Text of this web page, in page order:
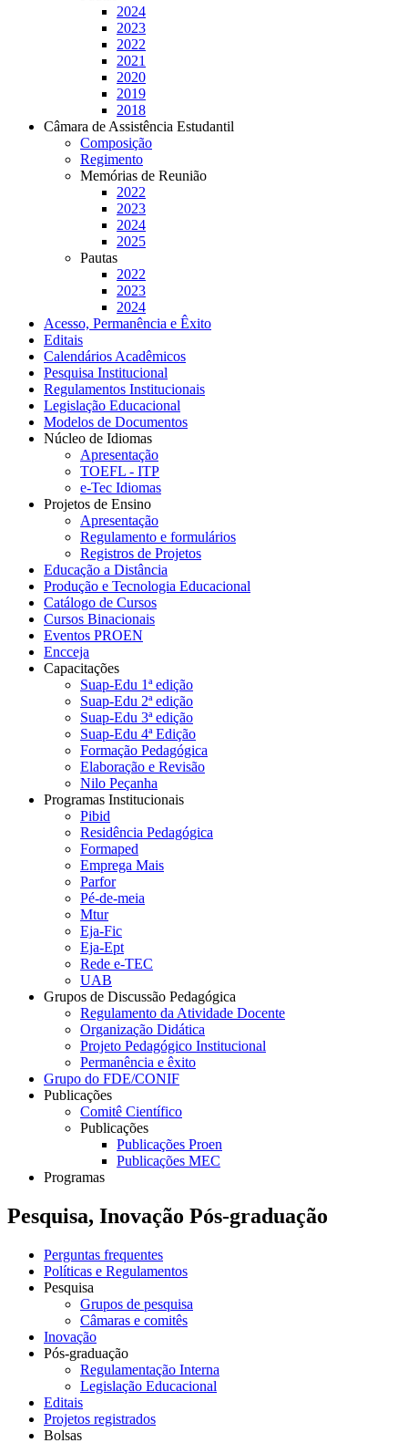
2024
2023
2022
2021
2020
2019
2018
Câmara de Assistência Estudantil
Composição
Regimento
Memórias de Reunião
2022
2023
2024
2025
Pautas
2022
2023
2024
Acesso, Permanência e Êxito
Editais
Calendários Acadêmicos
Pesquisa Institucional
Regulamentos Institucionais
Legislação Educacional
Modelos de Documentos
Núcleo de Idiomas
Apresentação
TOEFL - ITP
e-Tec Idiomas
Projetos de Ensino
Apresentação
Regulamento e formulários
Registros de Projetos
Educação a Distância
Produção e Tecnologia Educacional
Catálogo de Cursos
Cursos Binacionais
Eventos PROEN
Encceja
Capacitações
Suap-Edu 1ª edição
Suap-Edu 2ª edição
Suap-Edu 3ª edição
Suap-Edu 4ª Edição
Formação Pedagógica
Elaboração e Revisão
Nilo Peçanha
Programas Institucionais
Pibid
Residência Pedagógica
Formaped
Emprega Mais
Parfor
Pé-de-meia
Mtur
Eja-Fic
Eja-Ept
Rede e-TEC
UAB
Grupos de Discussão Pedagógica
Regulamento da Atividade Docente
Organização Didática
Projeto Pedagógico Institucional
Permanência e êxito
Grupo do FDE/CONIF
Publicações
Comitê Científico
Publicações
Publicações Proen
Publicações MEC
Programas
Pesquisa, Inovação Pós-graduação
Perguntas frequentes
Políticas e Regulamentos
Pesquisa
Grupos de pesquisa
Câmaras e comitês
Inovação
Pós-graduação
Regulamentação Interna
Legislação Educacional
Editais
Projetos registrados
Bolsas